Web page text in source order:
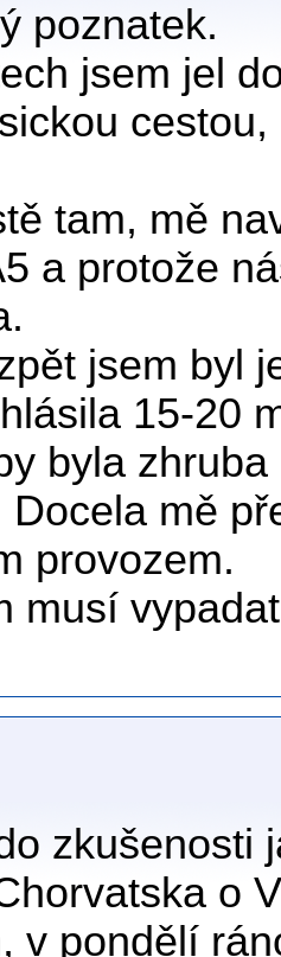
poznatek.
jsem jel
tam, mě
a protože
jsem byl
15-20
byla
Docela mě
provozem.
musí
zkušenosti
o
v pondělí